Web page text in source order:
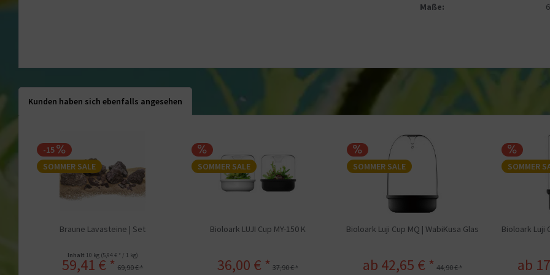
Maße:
Kunden haben sich ebenfalls angesehen
-15
SOMMER SALE
Braune Lavasteine | Set
Inhalt 10 kg (5,94 € * / 1 kg)
59,41 € * 69,90 € *
SOMMER SALE
Bioloark LUJI Cup MY-150 K
36,00 € * 37,90 € *
SOMMER SALE
Bioloark Luji Cup MQ | WabiKusa Glas
ab 42,65 € * 44,90 € *
SOMMER
Bioloark Luji
ab